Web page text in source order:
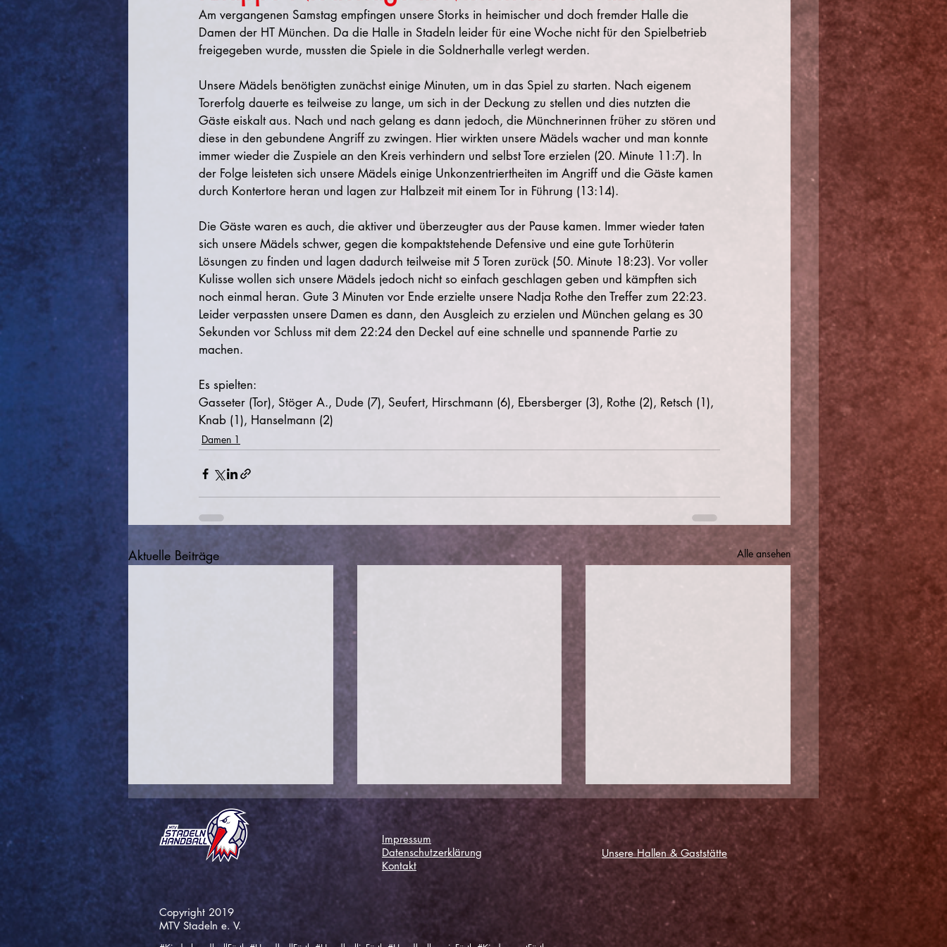
Am vergangenen Samstag empfingen unsere Storks in heimischer und doch fremder Halle die
Damen der HT München. Da die Halle in Stadeln leider für eine Woche nicht für den Spielbetrieb
freigegeben wurde, mussten die Spiele in die Soldnerhalle verlegt werden.
Unsere Mädels benötigten zunächst einige Minuten, um in das Spiel zu starten. Nach eigenem
Torerfolg dauerte es teilweise zu lange, um sich in der Deckung zu stellen und dies nutzten die
Gäste eiskalt aus. Nach und nach gelang es dann jedoch, die Münchnerinnen früher zu stören und
diese in den gebundene Angriff zu zwingen. Hier wirkten unsere Mädels wacher und man konnte
immer wieder die Zuspiele an den Kreis verhindern und selbst Tore erzielen (20. Minute 11:7). In
der Folge leisteten sich unsere Mädels einige Unkonzentriertheiten im Angriff und die Gäste kamen
durch Kontertore heran und lagen zur Halbzeit mit einem Tor in Führung (13:14).
Die Gäste waren es auch, die aktiver und überzeugter aus der Pause kamen. Immer wieder taten
sich unsere Mädels schwer, gegen die kompaktstehende Defensive und eine gute Torhüterin
Lösungen zu finden und lagen dadurch teilweise mit 5 Toren zurück (50. Minute 18:23). Vor voller
Kulisse wollen sich unsere Mädels jedoch nicht so einfach geschlagen geben und kämpften sich
noch einmal heran. Gute 3 Minuten vor Ende erzielte unsere Nadja Rothe den Treffer zum 22:23.
Leider verpassten unsere Damen es dann, den Ausgleich zu erzielen und München gelang es 30
Sekunden vor Schluss mit dem 22:24 den Deckel auf eine schnelle und spannende Partie zu
machen.
Es spielten:
Gasseter (Tor), Stöger A., Dude (7), Seufert, Hirschmann (6), Ebersberger (3), Rothe (2), Retsch (1),
Knab (1), Hanselmann (2)
Damen 1
Aktuelle Beiträge Alle ansehen
Heimsieg bei letzten
Saisonspiel der Damen 1
Wichtiger Auswärtssieg in
München
Tolle Stimmung beim Heimsieg
Impressum
Datenschutzerklärung
Kontakt
Unsere Hallen & Gaststätte
Copyright 2019
MTV Stadeln e. V.